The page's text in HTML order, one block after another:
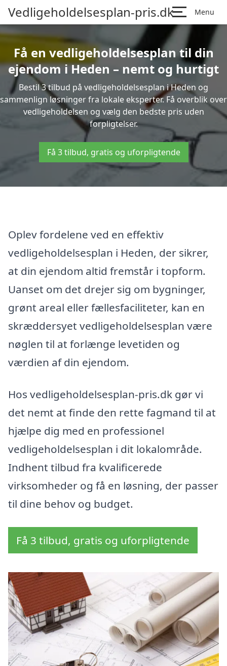
Vedligeholdelsesplan-pris.dk Menu
Få en vedligeholdelsesplan til din
ejendom i Heden – nemt og hurtigt
Bestil 3 tilbud på vedligeholdelsesplan i Heden og
sammenlign løsninger fra lokale eksperter. Få overblik over
vedligeholdelsen og vælg den bedste pris uden
forpligtelser.
Få 3 tilbud, gratis og uforpligtende
Oplev fordelene ved en effektiv
vedligeholdelsesplan i Heden, der sikrer,
at din ejendom altid fremstår i topform.
Uanset om det drejer sig om bygninger,
grønt areal eller fællesfaciliteter, kan en
skræddersyet vedligeholdelsesplan være
nøglen til at forlænge levetiden og
værdien af din ejendom.
Hos vedligeholdelsesplan-pris.dk gør vi
det nemt at finde den rette fagmand til at
hjælpe dig med en professionel
vedligeholdelsesplan i dit lokalområde.
Indhent tilbud fra kvalificerede
virksomheder og få en løsning, der passer
til dine behov og budget.
Få 3 tilbud, gratis og uforpligtende